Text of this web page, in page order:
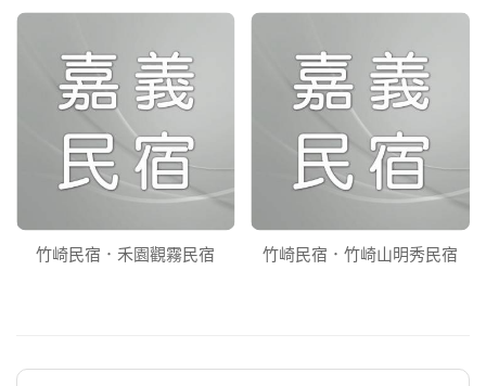
竹崎民宿．禾園觀霧民宿 竹崎民宿．竹崎山明秀民宿